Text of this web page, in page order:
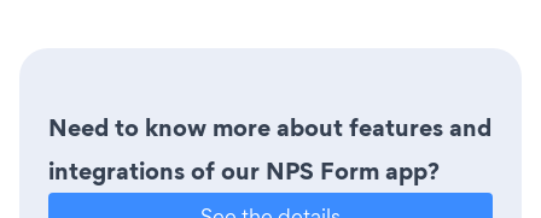
Need to know more about features and
integrations of our NPS Form app?